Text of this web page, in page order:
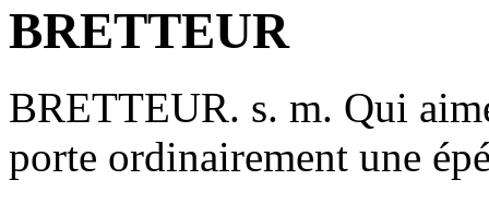
BRETTEUR
BRETTEUR. s. m. Qui
porte ordinairement une